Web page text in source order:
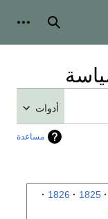
بحث
أدوات
مساعدة
1825
1826